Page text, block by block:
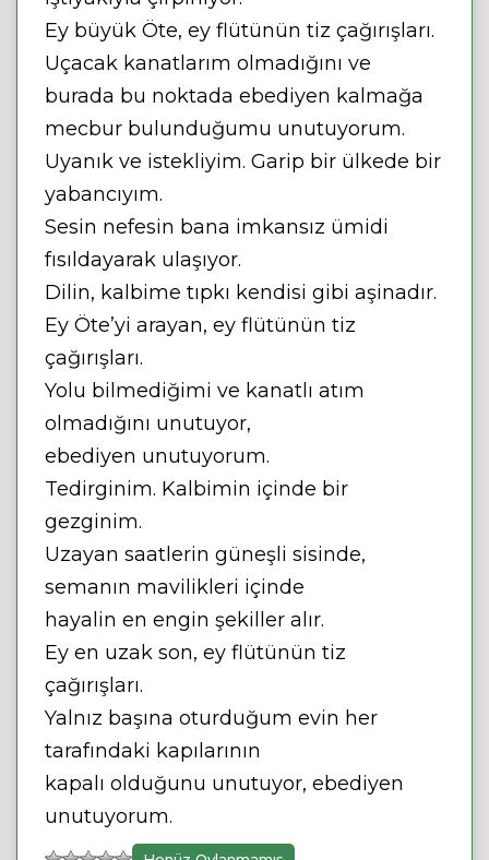
Ey büyük Öte, ey flütünün tiz çağırışları.
Uçacak kanatlarım olmadığını ve
burada bu noktada ebediyen kalmağa
mecbur bulunduğumu unutuyorum.
Uyanık ve istekliyim. Garip bir ülkede bir
yabancıyım.
Sesin nefesin bana imkansız ümidi
fısıldayarak ulaşıyor.
Dilin, kalbime tıpkı kendisi gibi aşinadır.
Ey Öte’yi arayan, ey flütünün tiz
çağırışları.
Yolu bilmediğimi ve kanatlı atım
olmadığını unutuyor,
ebediyen unutuyorum.
Tedirginim. Kalbimin içinde bir
gezginim.
Uzayan saatlerin güneşli sisinde,
semanın mavilikleri içinde
hayalin en engin şekiller alır.
Ey en uzak son, ey flütünün tiz
çağırışları.
Yalnız başına oturduğum evin her
tarafındaki kapılarının
kapalı olduğunu unutuyor, ebediyen
unutuyorum.